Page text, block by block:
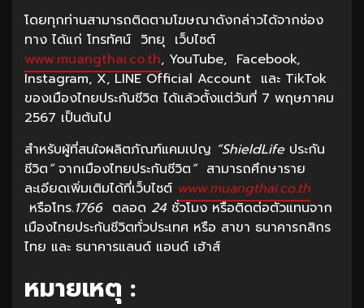
โดยทุกท่านสามารถติดตามโฆษณาดังกล่าวได้จากช่อง
ทาง ได้แก่ โทรทัศน์ วิทยุ เว็บไซต์
www.muangthai.co.th, YouTube, Facebook,
Instagram, X, LINE Official Account และ TikTok
ของเมืองไทยประกันชีวิต ได้แล้วตั้งแต่วันที่ 7 พฤษภาคม
2567 เป็นต้นไป
สำหรับผู้ที่สนใจผลิตภัณฑ์แคมเปญ “ShieldLife ประกัน
ชีวิต”จากเมืองไทยประกันชีวิต” สามารถศึกษาราย
ละเอียดเพิ่มเติมได้ที่เว็บไซต์ www.muangthai.co.th
หรือโทร.1766 ตลอด 24 ชั่วโมง หรือติดต่อตัวแทนจาก
เมืองไทยประกันชีวิตทั่วประเทศ หรือ สาขา ธนาคารกสิกร
ไทย และ ธนาคารแลนด์ แอนด์ เฮ้าส์
หมายเหตุ :